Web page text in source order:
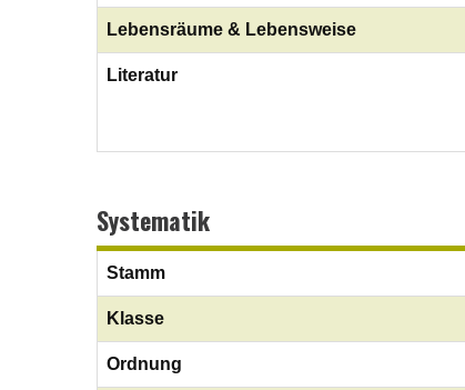
Lebensräume & Lebensweise
Literatur
Systematik
Stamm
Klasse
Ordnung